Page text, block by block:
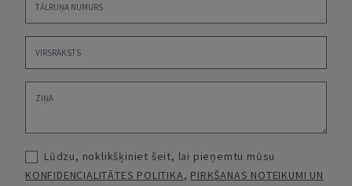
Lūdzu, noklikšķiniet šeit, lai pieņemtu mūsu
KONFIDENCIALITĀTES POLITIKA, PIRKŠANAS NOTEIKUMI UN